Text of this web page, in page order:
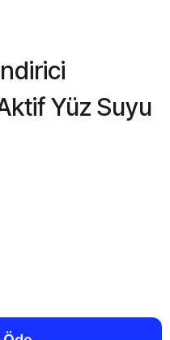
Aktif Yüz Suyu